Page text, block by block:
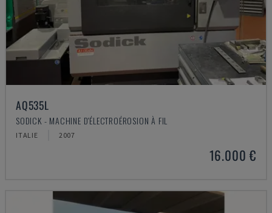
AQ535L
SODICK - MACHINE D'ÉLECTROÉROSION À FIL
ITALIE 2007
16.000 €